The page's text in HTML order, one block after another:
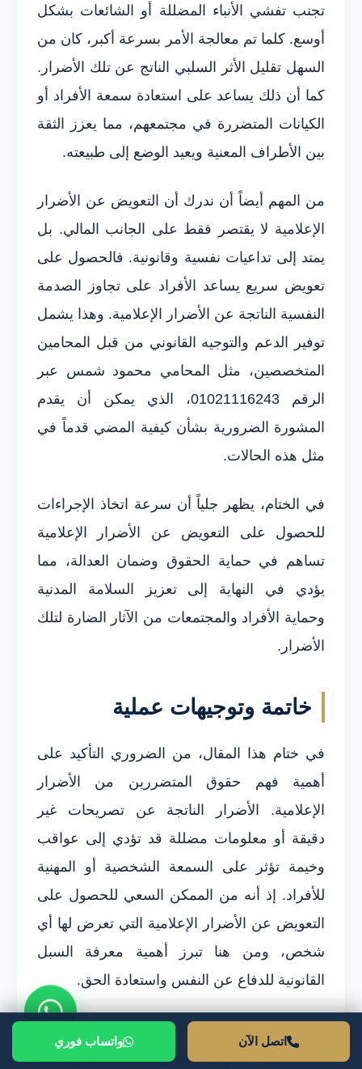
تجنب تفشي الأنباء المضللة أو الشائعات بشكل
أوسع. كلما تم معالجة الأمر بسرعة أكبر، كان من
السهل تقليل الأثر السلبي الناتج عن تلك الأضرار.
كما أن ذلك يساعد على استعادة سمعة الأفراد أو
الكيانات المتضررة في مجتمعهم، مما يعزز الثقة
بين الأطراف المعنية ويعيد الوضع إلى طبيعته.
من المهم أيضاً أن ندرك أن التعويض عن الأضرار
الإعلامية لا يقتصر فقط على الجانب المالي. بل
يمتد إلى تداعيات نفسية وقانونية. فالحصول على
تعويض سريع يساعد الأفراد على تجاوز الصدمة
النفسية الناتجة عن الأضرار الإعلامية. وهذا يشمل
توفير الدعم والتوجيه القانوني من قبل المحامين
المتخصصين، مثل المحامي محمود شمس عبر
الرقم 01021116243، الذي يمكن أن يقدم
المشورة الضرورية بشأن كيفية المضي قدماً في
مثل هذه الحالات.
في الختام، يظهر جلياً أن سرعة اتخاذ الإجراءات
للحصول على التعويض عن الأضرار الإعلامية
تساهم في حماية الحقوق وضمان العدالة، مما
يؤدي في النهاية إلى تعزيز السلامة المدنية
وحماية الأفراد والمجتمعات من الآثار الضارة لتلك
الأضرار.
خاتمة وتوجيهات عملية
في ختام هذا المقال، من الضروري التأكيد على
أهمية فهم حقوق المتضررين من الأضرار
الإعلامية. الأضرار الناتجة عن تصريحات غير
دقيقة أو معلومات مضللة قد تؤدي إلى عواقب
وخيمة تؤثر على السمعة الشخصية أو المهنية
للأفراد. إذ أنه من الممكن السعي للحصول على
التعويض عن الأضرار الإعلامية التي تعرض لها أي
شخص، ومن هنا تبرز أهمية معرفة السبل
القانونية للدفاع عن النفس واستعادة الحق.
لمن تعرضوا لمثل هذه الأضرار، يُنصح بالتوثيق
الجيد لكل ما تعرضوا له من أذى نفسي أو مادي.
اتصل الآن واتساب فوري